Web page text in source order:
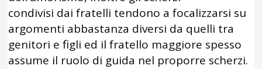
condivisi dai fratelli tendono a focalizzarsi su
argomenti abbastanza diversi da quelli tra
genitori e figli ed il fratello maggiore spesso
assume il ruolo di guida nel proporre scherzi.